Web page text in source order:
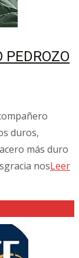
PEDROZO
duros,
más duro
nosLeer